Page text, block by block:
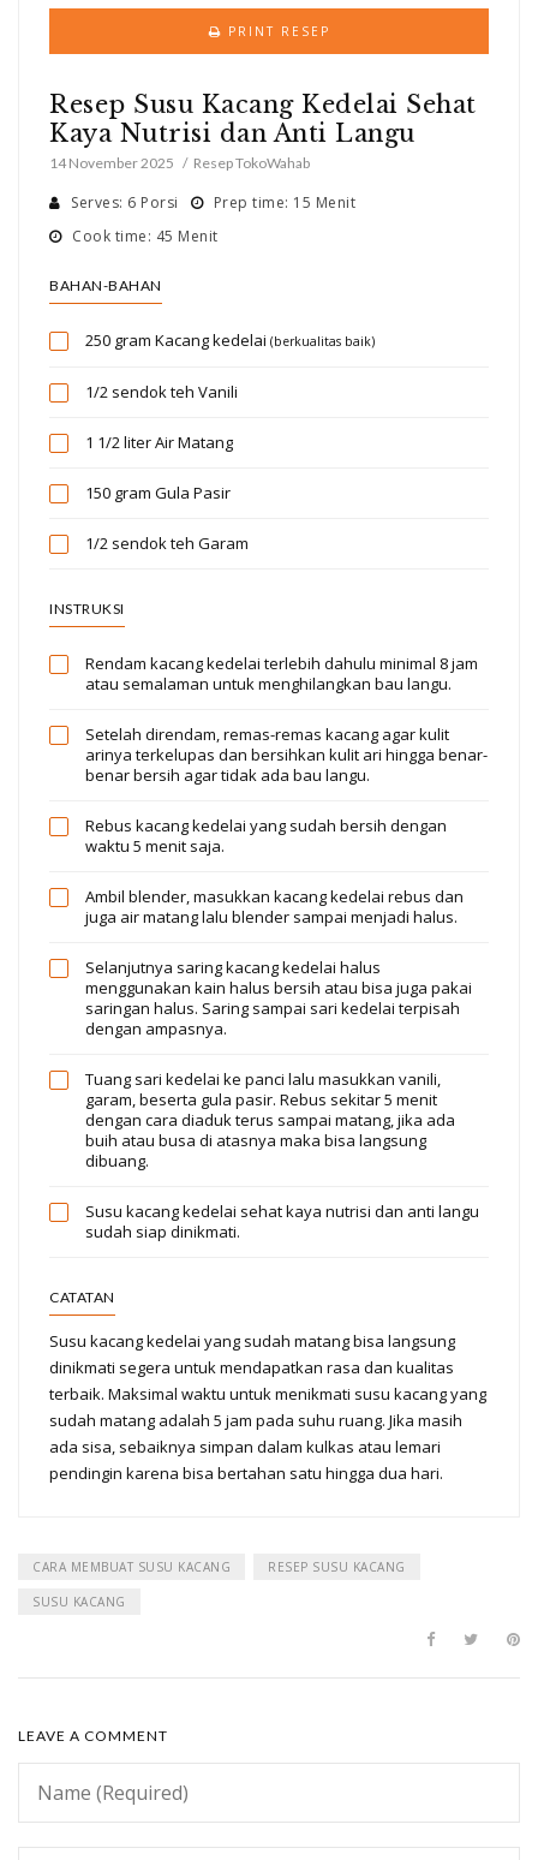
PRINT RESEP
Resep Susu Kacang Kedelai Sehat
Kaya Nutrisi dan Anti Langu
14 November 2025 Resep TokoWahab
Serves: 6 Porsi
Prep time: 15 Menit
Cook time: 45 Menit
BAHAN-BAHAN
250 gram Kacang kedelai (berkualitas baik)
1/2 sendok teh Vanili
1 1/2 literAir Matang
150 gram Gula Pasir
1/2 sendok teh Garam
INSTRUKSI
Rendam kacang kedelai terlebih dahulu minimal 8 jam
atau semalaman untuk menghilangkan bau langu.
Setelah direndam, remas-remas kacang agar kulit
arinya terkelupas dan bersihkan kulit ari hingga benar-
benar bersih agar tidak ada bau langu.
Rebus kacang kedelai yang sudah bersih dengan
waktu 5 menit saja.
Ambil blender, masukkan kacang kedelai rebus dan
juga air matang lalu blender sampai menjadi halus.
Selanjutnya saring kacang kedelai halus
menggunakan kain halus bersih atau bisa juga pakai
saringan halus. Saring sampai sari kedelai terpisah
dengan ampasnya.
Tuang sari kedelai ke panci lalu masukkan vanili,
garam, beserta gula pasir. Rebus sekitar 5 menit
dengan cara diaduk terus sampai matang, jika ada
buih atau busa di atasnya maka bisa langsung
dibuang.
Susu kacang kedelai sehat kaya nutrisi dan anti langu
sudah siap dinikmati.
CATATAN
Susu kacang kedelai yang sudah matang bisa langsung
dinikmati segera untuk mendapatkan rasa dan kualitas
terbaik. Maksimal waktu untuk menikmati susu kacang yang
sudah matang adalah 5 jam pada suhu ruang. Jika masih
ada sisa, sebaiknya simpan dalam kulkas atau lemari
pendingin karena bisa bertahan satu hingga dua hari.
CARA MEMBUAT SUSU KACANG RESEP SUSU KACANG
SUSU KACANG
LEAVE A COMMENT